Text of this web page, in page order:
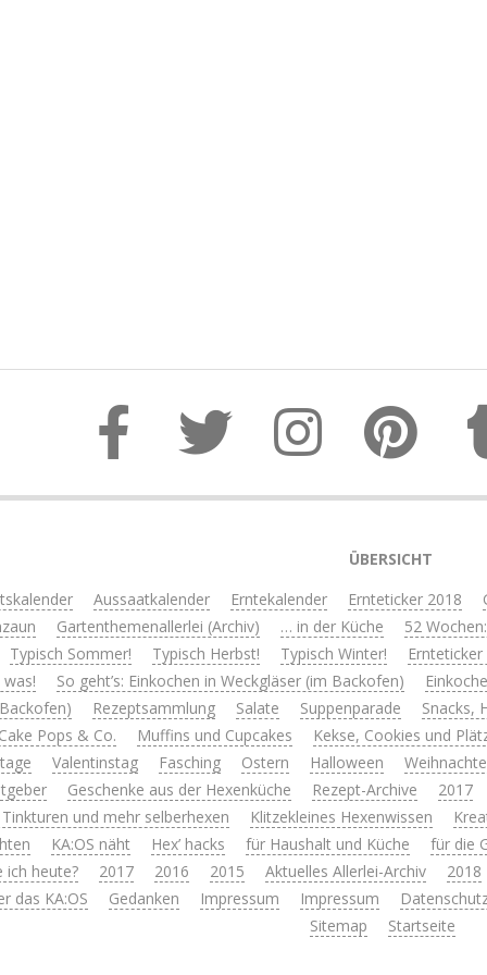
ÜBERSICHT
Aussaatkalender Erntekalender Ernteticker 2018
Gartenthemenallerlei (Archiv) … in der Küche
52
Typisch Sommer!
Typisch Herbst! Typisch Winter!
Ernteticker
So geht’s: Einkochen in Weckgläser (im Backofen)
Rezeptsammlung Salate Suppenparade
Snacks,
Pops & Co.
Muffins und Cupcakes
Kekse, Cookies und
Valentinstag Fasching Ostern Halloween
Geschenke aus der Hexenküche Rezept-Archive
2017
und mehr selberhexen
Klitzekleines Hexenwissen
KA:OS näht Hex’ hacks für Haushalt und Küche
für die
ich heute?
2017 2016 2015 Aktuelles Allerlei-Archiv
2018
das KA:OS
Gedanken Impressum Impressum
Sitemap
Startseite